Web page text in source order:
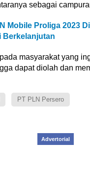
sebagai
Mobile Proliga 2023
Berkelanjutan
masyarakat yang
dapat diolah dan
PT PLN Persero
Advertorial